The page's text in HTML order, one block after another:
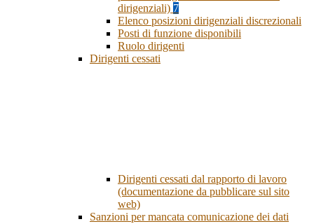
dirigenziali) 7
Elenco posizioni dirigenziali discrezionali
Posti di funzione disponibili
Ruolo dirigenti
Dirigenti cessati
Dirigenti cessati dal rapporto di lavoro
(documentazione da pubblicare sul sito
web)
Sanzioni per mancata comunicazione dei dati